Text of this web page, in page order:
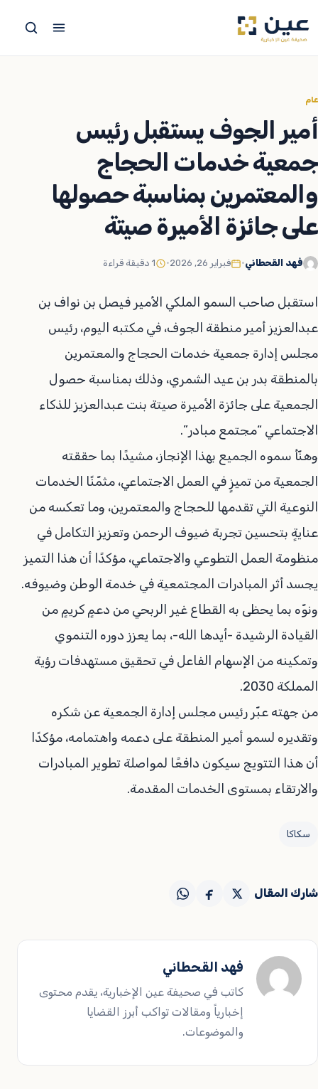
إلى
عام
أمير الجوف يستقبل رئيس
جمعية خدمات الحجاج
والمعتمرين بمناسبة حصولها
على جائزة الأميرة صيتة
فهد القحطاني• فبراير 26, 2026 • 1 دقيقة قراءة
استقبل صاحب السمو الملكي الأمير فيصل بن نواف بن
عبدالعزيز أمير منطقة الجوف، في مكتبه اليوم، رئيس
مجلس إدارة جمعية خدمات الحجاج والمعتمرين
بالمنطقة بدر بن عيد الشمري، وذلك بمناسبة حصول
الجمعية على جائزة الأميرة صيتة بنت عبدالعزيز للذكاء
الاجتماعي “مجتمع مبادر”.
وهنّأ سموه الجميع بهذا الإنجاز، مشيدًا بما حققته
الجمعية من تميزٍ في العمل الاجتماعي، مثمّنًا الخدمات
النوعية التي تقدمها للحجاج والمعتمرين، وما تعكسه من
عنايةٍ بتحسين تجربة ضيوف الرحمن وتعزيز التكامل في
منظومة العمل التطوعي والاجتماعي، مؤكدًا أن هذا التميز
يجسد أثر المبادرات المجتمعية في خدمة الوطن وضيوفه.
ونوّه بما يحظى به القطاع غير الربحي من دعمٍ كريمٍ من
القيادة الرشيدة -أيدها الله-، بما يعزز دوره التنموي
وتمكينه من الإسهام الفاعل في تحقيق مستهدفات رؤية
المملكة 2030.
من جهته عبّر رئيس مجلس إدارة الجمعية عن شكره
وتقديره لسمو أمير المنطقة على دعمه واهتمامه، مؤكدًا
أن هذا التتويج سيكون دافعًا لمواصلة تطوير المبادرات
والارتقاء بمستوى الخدمات المقدمة.
سكاكا
شارك المقال
فهد القحطاني
كاتب في صحيفة عين الإخبارية، يقدم محتوى
إخبارياً ومقالات تواكب أبرز القضايا
والموضوعات.